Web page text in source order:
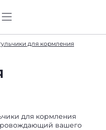
для кормления
для кормления
вашего